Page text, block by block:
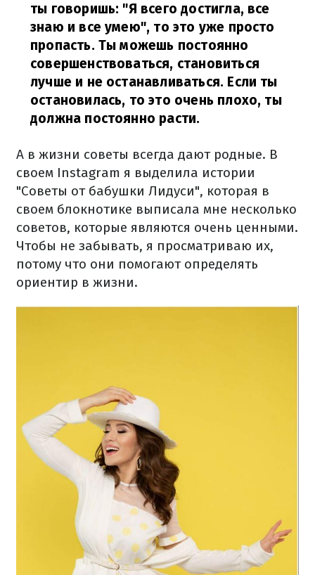
ты говоришь: "Я всего достигла, все
знаю и все умею", то это уже просто
пропасть. Ты можешь постоянно
совершенствоваться, становиться
лучше и не останавливаться. Если ты
остановилась, то это очень плохо, ты
должна постоянно расти.
А в жизни советы всегда дают родные. В
своем Instagram я выделила истории
"Советы от бабушки Лидуси", которая в
своем блокнотике выписала мне несколько
советов, которые являются очень ценными.
Чтобы не забывать, я просматриваю их,
потому что они помогают определять
ориентир в жизни.